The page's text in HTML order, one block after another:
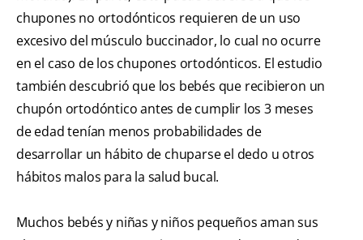
chupones no ortodónticos requieren de un uso
excesivo del músculo buccinador, lo cual no ocurre
en el caso de los chupones ortodónticos. El estudio
también descubrió que los bebés que recibieron un
chupón ortodóntico antes de cumplir los 3 meses
de edad tenían menos probabilidades de
desarrollar un hábito de chuparse el dedo u otros
hábitos malos para la salud bucal.
Muchos bebés y niñas y niños pequeños aman sus